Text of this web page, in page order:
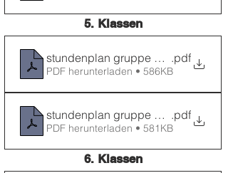
5. Klassen
stundenplan gruppe A Klasse 5
.pdf
PDF herunterladen • 586KB
stundenplan gruppe B Klasse 5
.pdf
PDF herunterladen • 581KB
6. Klassen